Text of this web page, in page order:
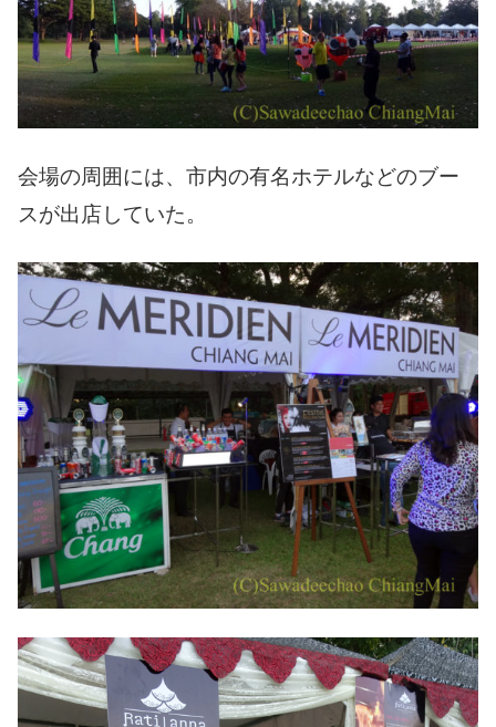
会場の周囲には、市内の有名ホテルなどのブー
スが出店していた。